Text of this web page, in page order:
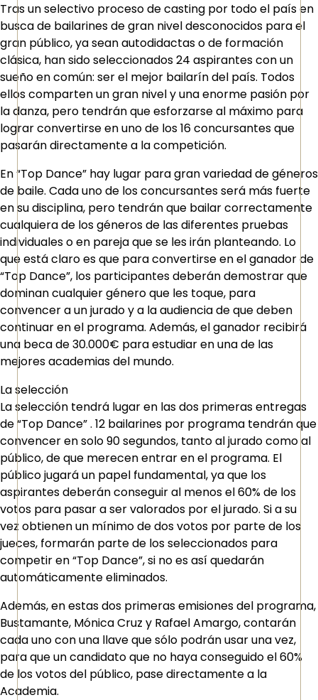
Tras un selectivo proceso de casting por todo el país en
busca de bailarines de gran nivel desconocidos para el
gran público, ya sean autodidactas o de formación
clásica, han sido seleccionados 24 aspirantes con un
sueño en común: ser el mejor bailarín del país. Todos
ellos comparten un gran nivel y una enorme pasión por
la danza, pero tendrán que esforzarse al máximo para
lograr convertirse en uno de los 16 concursantes que
pasarán directamente a la competición.
En “Top Dance” hay lugar para gran variedad de géneros
de baile. Cada uno de los concursantes será más fuerte
en su disciplina, pero tendrán que bailar correctamente
cualquiera de los géneros de las diferentes pruebas
individuales o en pareja que se les irán planteando. Lo
que está claro es que para convertirse en el ganador de
“Top Dance”, los participantes deberán demostrar que
dominan cualquier género que les toque, para
convencer a un jurado y a la audiencia de que deben
continuar en el programa. Además, el ganador recibirá
una beca de 30.000€ para estudiar en una de las
mejores academias del mundo.
La selección
La selección tendrá lugar en las dos primeras entregas
de “Top Dance” . 12 bailarines por programa tendrán que
convencer en solo 90 segundos, tanto al jurado como al
público, de que merecen entrar en el programa. El
público jugará un papel fundamental, ya que los
aspirantes deberán conseguir al menos el 60% de los
votos para pasar a ser valorados por el jurado. Si a su
vez obtienen un mínimo de dos votos por parte de los
jueces, formarán parte de los seleccionados para
competir en “Top Dance”, si no es así quedarán
automáticamente eliminados.
Además, en estas dos primeras emisiones del programa,
Bustamante, Mónica Cruz y Rafael Amargo, contarán
cada uno con una llave que sólo podrán usar una vez,
para que un candidato que no haya conseguido el 60%
de los votos del público, pase directamente a la
Academia.